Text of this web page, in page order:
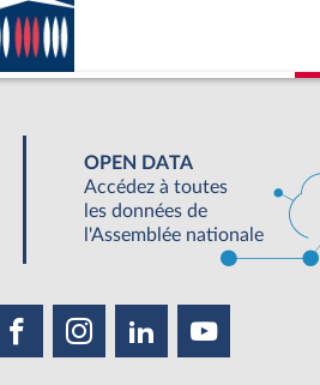
OPEN DATA
Accédez à toutes
les données de
l'Assemblée nationale